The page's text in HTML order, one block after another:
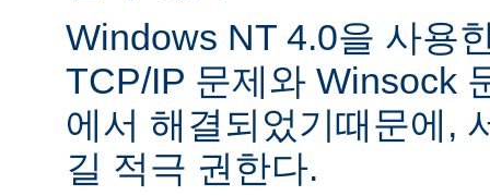
Windows NT 4.0을 사용
TCP/IP 문제와 Winsock
에서 해결되었기때문에,
길 적극 권한다.